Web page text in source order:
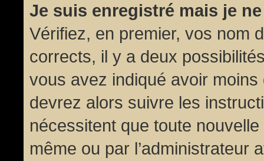
Je suis enregistré mais je
Vérifiez, en premier, vos nom
corrects, il y a deux
vous avez indiqué avoir
devrez alors suivre les
nécessitent que toute
même ou par l’administrateur